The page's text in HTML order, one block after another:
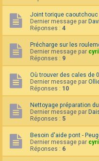
Joint torique
Dernier message par
Réponses : 4
Précharge sur les
Dernier message par
Réponses : 9
Où trouver des cales de
Dernier message par
Réponses : 10
Nettoyage préparation
Dernier message par
Réponses : 5
Besoin d'aide pont -
Dernier message par
Réponses : 6